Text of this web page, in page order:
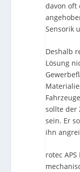
davon oft
Sensorik
Deshalb
Lösung
sollte der
sein. Er
ihn
rotec